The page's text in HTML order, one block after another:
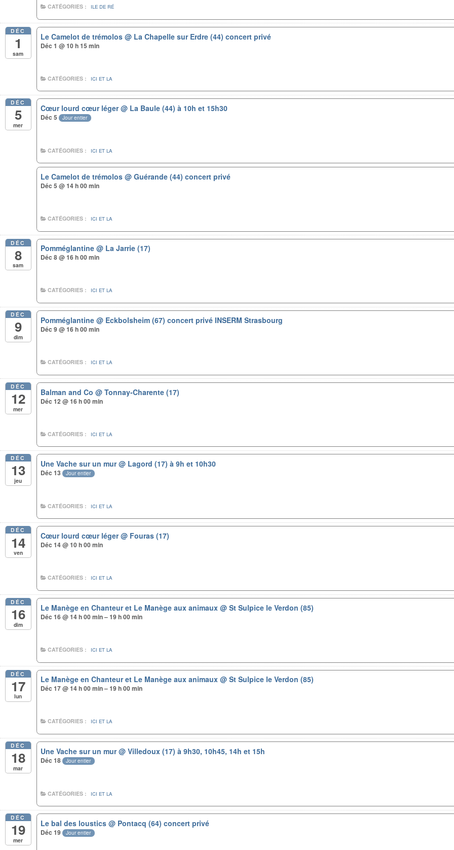
CATÉGORIES : ILE DE RÉ
DÉC
1
sam
Le Camelot de trémolos@ La Chapelle sur Erdre (44) concert privé
Déc 1 @ 10 h 15 min
CATÉGORIES : ICI ET LA
DÉC
5
mer
Cœur lourd cœur léger@ La Baule (44) à 10h et 15h30
Déc 5 Jour entier
CATÉGORIES : ICI ET LA
Le Camelot de trémolos@ Guérande (44) concert privé
Déc 5 @ 14 h 00 min
CATÉGORIES : ICI ET LA
DÉC
8
sam
Pomméglantine@ La Jarrie (17)
Déc 8 @ 16 h 00 min
CATÉGORIES : ICI ET LA
DÉC
9
dim
Pomméglantine@ Eckbolsheim (67) concert privé INSERM Strasbourg
Déc 9 @ 16 h 00 min
CATÉGORIES : ICI ET LA
DÉC
12
mer
Balman and Co@ Tonnay-Charente (17)
Déc 12 @ 16 h 00 min
CATÉGORIES : ICI ET LA
DÉC
13
jeu
Une Vache sur un mur@ Lagord (17) à 9h et 10h30
Déc 13 Jour entier
CATÉGORIES : ICI ET LA
DÉC
14
ven
Cœur lourd cœur léger@ Fouras (17)
Déc 14 @ 10 h 00 min
CATÉGORIES : ICI ET LA
DÉC
16
dim
Le Manège en Chanteur et Le Manège aux animaux@ St Sulpice le Verdon (85)
Déc 16 @ 14 h 00 min – 19 h 00 min
CATÉGORIES : ICI ET LA
DÉC
17
lun
Le Manège en Chanteur et Le Manège aux animaux@ St Sulpice le Verdon (85)
Déc 17 @ 14 h 00 min – 19 h 00 min
CATÉGORIES : ICI ET LA
DÉC
18
mar
Une Vache sur un mur@ Villedoux (17) à 9h30, 10h45, 14h et 15h
Déc 18 Jour entier
CATÉGORIES : ICI ET LA
DÉC
19
mer
Le bal des loustics@ Pontacq (64) concert privé
Déc 19 Jour entier